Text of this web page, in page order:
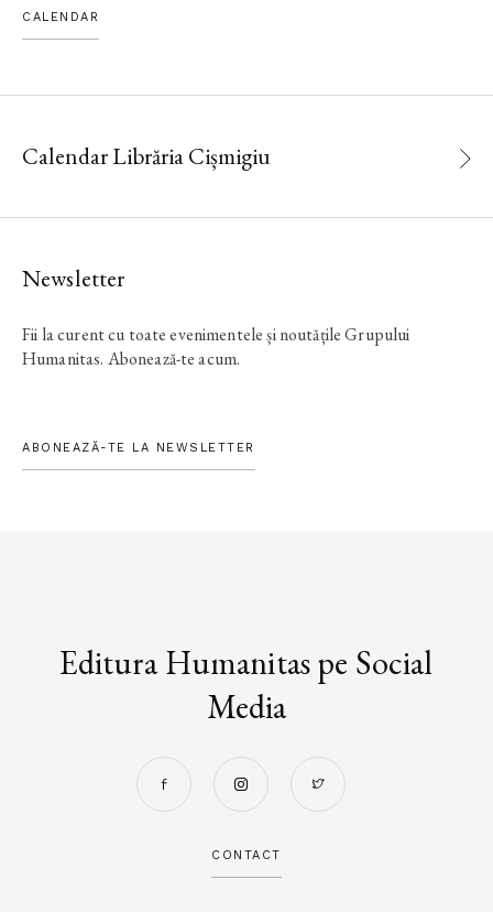
CALENDAR
Calendar Librăria Cișmigiu
Newsletter
Fii la curent cu toate evenimentele și noutățile Grupului
Humanitas. Abonează-te acum.
ABONEAZĂ-TE LA NEWSLETTER
Editura Humanitas pe Social
Media
CONTACT